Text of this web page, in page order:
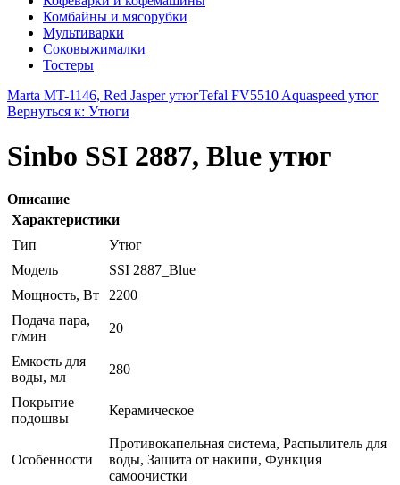
Комбайны и мясорубки
Мультиварки
Соковыжималки
Тостеры
Marta MT-1146, Red Jasper утюгTefal FV5510 Aquaspeed утюг
Вернуться к: Утюги
Sinbo SSI 2887, Blue утюг
Описание
Характеристики
Тип
Утюг
Модель
SSI 2887_Blue
Мощность, Вт
2200
Подача пара,
г/мин
20
Емкость для
воды, мл
280
Покрытие
подошвы
Керамическое
Особенности
Противокапельная система, Распылитель для
воды, Защита от накипи, Функция
самоочистки